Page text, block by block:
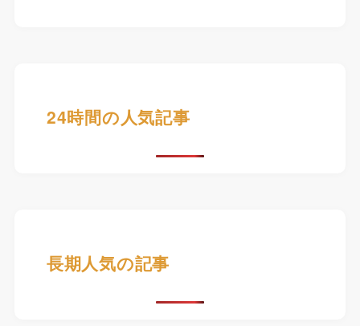
24時間の人気記事
長期人気の記事